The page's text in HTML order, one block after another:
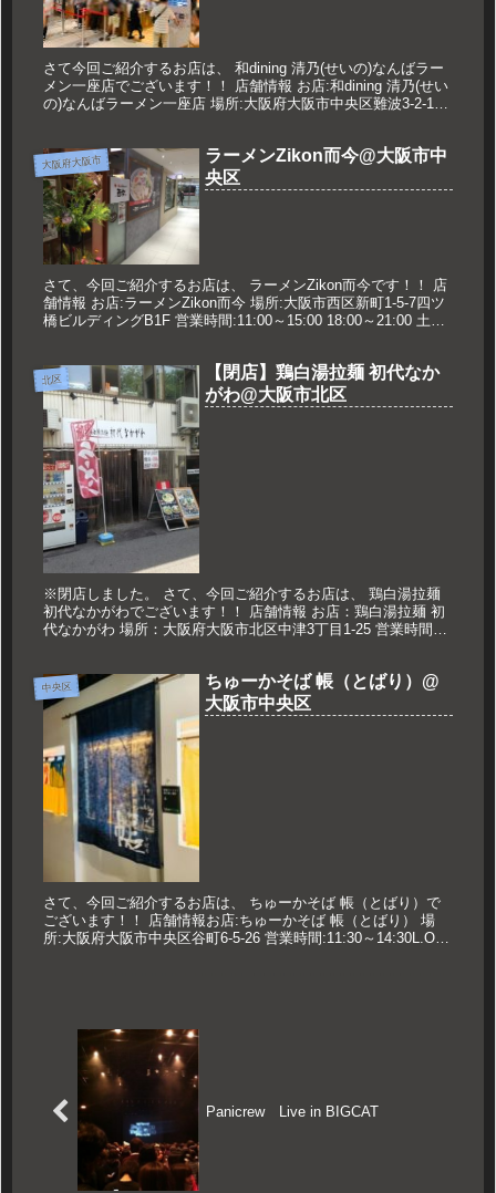
さて今回ご紹介するお店は、 和dining 清乃(せいの)なんばラー
メン一座店でございます！！ 店舗情報 お店:和dining 清乃(せい
の)なんばラーメン一座店 場所:大阪府大阪市中央区難波3-2-18
大阪府大阪市
ラーメンZikon而今@大阪市中
央区
さて、今回ご紹介するお店は、 ラーメンZikon而今です！！ 店
舗情報 お店:ラーメンZikon而今 場所:大阪市西区新町1-5-7四ツ
橋ビルディングB1F 営業時間:11:00～15:00 18:00～21:00 土曜
北区
【閉店】鶏白湯拉麺 初代なか
がわ@大阪市北区
※閉店しました。 さて、今回ご紹介するお店は、 鶏白湯拉麺
初代なかがわでございます！！ 店舗情報 お店：鶏白湯拉麺 初
代なかがわ 場所：大阪府大阪市北区中津3丁目1-25 営業時間：
中央区
ちゅーかそば 帳（とばり）@
大阪市中央区
さて、今回ご紹介するお店は、 ちゅーかそば 帳（とばり）で
ございます！！ 店舗情報お店:ちゅーかそば 帳（とばり） 場
所:大阪府大阪市中央区谷町6-5-26 営業時間:11:30～14:30L.O
Panicrew Live in BIGCAT